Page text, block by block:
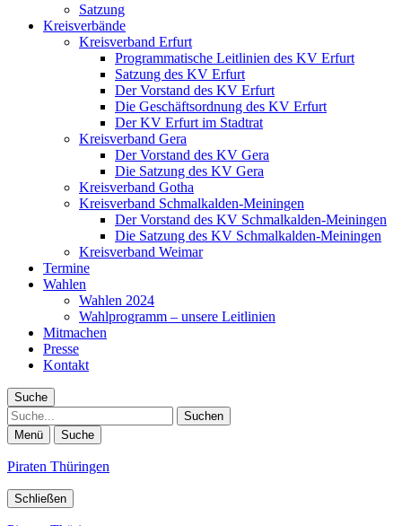
Satzung
Kreisverbände
Kreisverband Erfurt
Programmatische Leitlinien des KV Erfurt
Satzung des KV Erfurt
Der Vorstand des KV Erfurt
Die Geschäftsordnung des KV Erfurt
Der KV Erfurt im Stadtrat
Kreisverband Gera
Der Vorstand des KV Gera
Die Satzung des KV Gera
Kreisverband Gotha
Kreisverband Schmalkalden-Meiningen
Der Vorstand des KV Schmalkalden-Meiningen
Die Satzung des KV Schmalkalden-Meiningen
Kreisverband Weimar
Termine
Wahlen
Wahlen 2024
Wahlprogramm – unsere Leitlinien
Mitmachen
Presse
Kontakt
Suche
Suche
Menü Suche
Piraten Thüringen
Schließen